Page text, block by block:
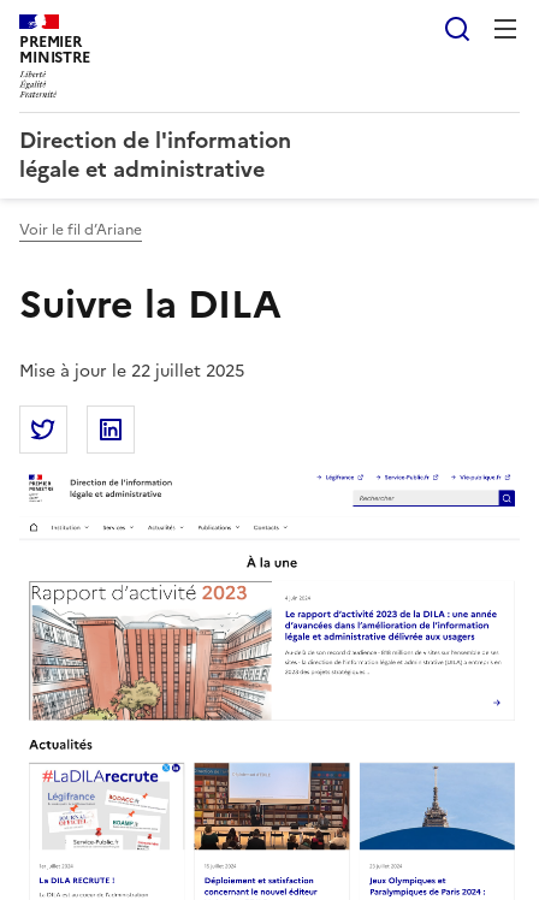
PREMIER
MINISTRE
Direction de l'information
légale et administrative
Voir le fil d’Ariane
Suivre la DILA
Mise à jour le 22 juillet 2025
Partager la page
Partager Suivre la DILA sur Twitter